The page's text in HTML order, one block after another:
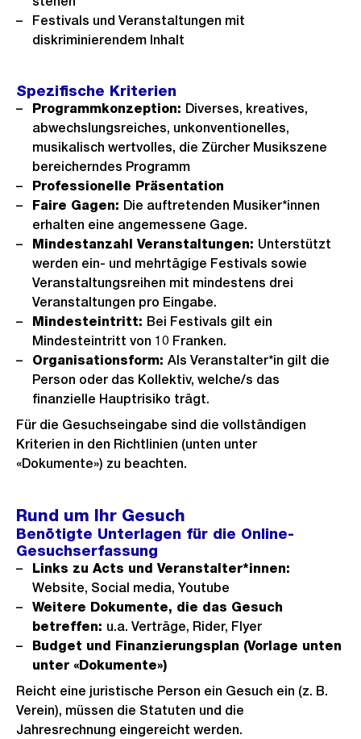
Festivals und Veranstaltungen mit
diskriminierendem Inhalt
Spezifische Kriterien
Programmkonzeption: Diverses, kreatives,
abwechslungsreiches, unkonventionelles,
musikalisch wertvolles, die Zürcher Musikszene
bereicherndes Programm
Professionelle Präsentation
Faire Gagen: Die auftretenden Musiker*innen
erhalten eine angemessene Gage.
Mindestanzahl Veranstaltungen: Unterstützt
werden ein- und mehrtägige Festivals sowie
Veranstaltungsreihen mit mindestens drei
Veranstaltungen pro Eingabe.
Mindesteintritt: Bei Festivals gilt ein
Mindesteintritt von 10 Franken.
Organisationsform: Als Veranstalter*in gilt die
Person oder das Kollektiv, welche/s das
finanzielle Hauptrisiko trägt.
Für die Gesuchseingabe sind die vollständigen
Kriterien in den Richtlinien (unten unter
«Dokumente») zu beachten.
Rund um Ihr Gesuch
Benötigte Unterlagen für die Online-
Gesuchserfassung
Links zu Acts und Veranstalter*innen:
Website, Social media, Youtube
Weitere Dokumente, die das Gesuch
betreffen: u.a. Verträge, Rider, Flyer
Budget und Finanzierungsplan (Vorlage unten
unter «Dokumente»)
Reicht eine juristische Person ein Gesuch ein (z. B.
Verein), müssen die Statuten und die
Jahresrechnung eingereicht werden.